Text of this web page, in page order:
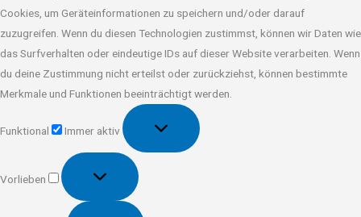
Cookies, um Geräteinformationen zu speichern und/oder darauf
zuzugreifen. Wenn du diesen Technologien zustimmst, können wir Daten wie
das Surfverhalten oder eindeutige IDs auf dieser Website verarbeiten. Wenn
du deine Zustimmung nicht erteilst oder zurückziehst, können bestimmte
Merkmale und Funktionen beeinträchtigt werden.
Funktional
Immer aktiv
Vorlieben
Vorlieben
Statistiken